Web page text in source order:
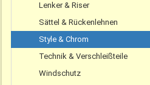
Lenker & Riser
Sättel & Rückenlehnen
Style & Chrom
Technik & Verschleißteile
Windschutz